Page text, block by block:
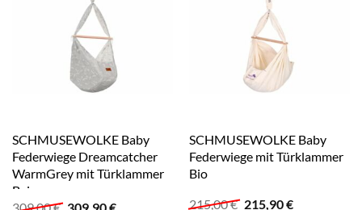
SCHMUSEWOLKE Baby
Federwiege Dreamcatcher
WarmGrey mit Türklammer
Beige
309,00€ Ursprünglicher
309,90€Aktueller
SCHMUSEWOLKE Baby
Federwiege mit Türklammer
Bio
215,00€ Ursprünglicher
215,90€Aktueller